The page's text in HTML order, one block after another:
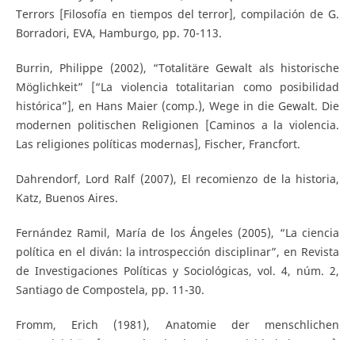
Terrors [Filosofía en tiempos del terror], compilación de G.
Borradori, EVA, Hamburgo, pp. 70-113.
Burrin, Philippe (2002), “Totalitäre Gewalt als historische
Möglichkeit” [“La violencia totalitarian como posibilidad
histórica”], en Hans Maier (comp.), Wege in die Gewalt. Die
modernen politischen Religionen [Caminos a la violencia.
Las religiones políticas modernas], Fischer, Francfort.
Dahrendorf, Lord Ralf (2007), El recomienzo de la historia,
Katz, Buenos Aires.
Fernández Ramil, María de los Ángeles (2005), “La ciencia
política en el diván: la introspección disciplinar”, en Revista
de Investigaciones Políticas y Sociológicas, vol. 4, núm. 2,
Santiago de Compostela, pp. 11-30.
Fromm, Erich (1981), Anatomie der menschlichen